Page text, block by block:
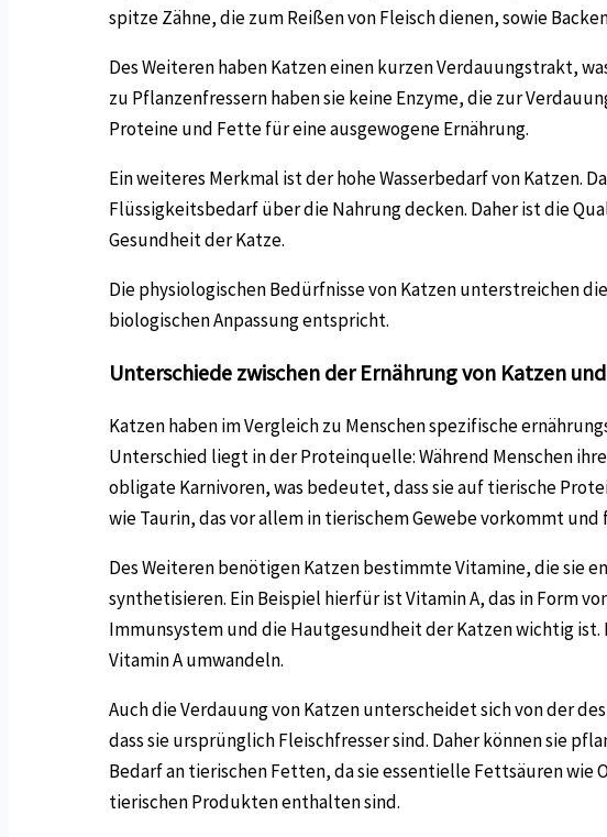
spitze Zähne, die zum Reißen von Fleisch dienen, sowie
Des Weiteren haben Katzen einen kurzen Verdauungstrakt,
zu Pflanzenfressern haben sie keine Enzyme, die zur
Proteine und Fette für eine ausgewogene Ernährung.
Ein weiteres Merkmal ist der hohe Wasserbedarf von Katzen.
Flüssigkeitsbedarf über die Nahrung decken. Daher ist die
Gesundheit der Katze.
Die physiologischen Bedürfnisse von Katzen unterstreichen
biologischen Anpassung entspricht.
Unterschiede zwischen der Ernährung von Katzen
Katzen haben im Vergleich zu Menschen spezifische
Unterschied liegt in der Proteinquelle: Während Menschen
obligate Karnivoren, was bedeutet, dass sie auf tierische
wie Taurin, das vor allem in tierischem Gewebe vorkommt
Des Weiteren benötigen Katzen bestimmte Vitamine, die sie
synthetisieren. Ein Beispiel hierfür ist Vitamin A, das in Form
Immunsystem und die Hautgesundheit der Katzen wichtig
Vitamin A umwandeln.
Auch die Verdauung von Katzen unterscheidet sich von der
dass sie ursprünglich Fleischfresser sind. Daher können sie
Bedarf an tierischen Fetten, da sie essentielle Fettsäuren
tierischen Produkten enthalten sind.